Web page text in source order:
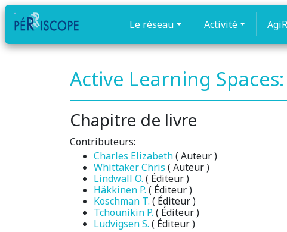
Le réseau Activité
Active Learning
Chapitre de livre
Contributeurs:
Charles Elizabeth( Auteur )
Whittaker Chris ( Auteur )
Lindwall O. ( Éditeur )
Häkkinen P. ( Éditeur )
Koschman T. ( Éditeur )
Tchounikin P. ( Éditeur )
Ludvigsen S. ( Éditeur )